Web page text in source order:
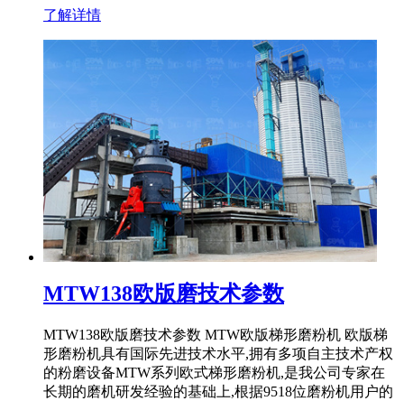
了解详情
MTW138欧版磨技术参数
MTW138欧版磨技术参数 MTW欧版梯形磨粉机 欧版梯
形磨粉机具有国际先进技术水平,拥有多项自主技术产权
的粉磨设备MTW系列欧式梯形磨粉机,是我公司专家在
长期的磨机研发经验的基础上,根据9518位磨粉机用户的